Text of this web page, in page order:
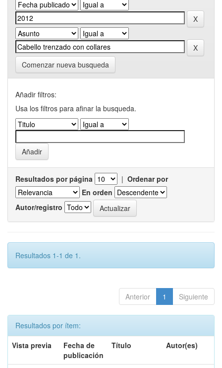
Comenzar nueva busqueda
Añadir filtros:
Usa los filtros para afinar la busqueda.
Resultados por página | Ordenar por
En orden
Autor/registro
Resultados 1-1 de 1.
Anterior 1 Siguiente
Resultados por ítem:
Vista previa
Fecha de
publicación
Título Autor(es)